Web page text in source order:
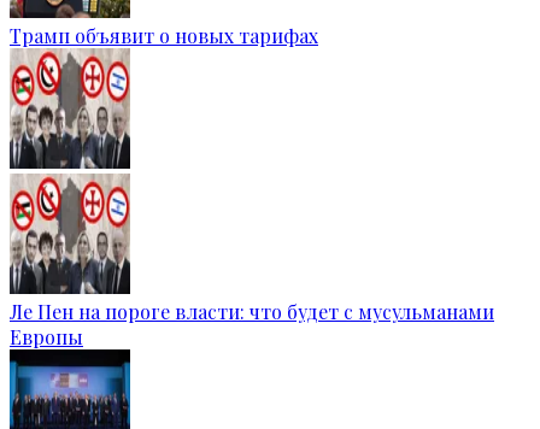
Трамп объявит о новых тарифах
Ле Пен на пороге власти: что будет с мусульманами
Европы